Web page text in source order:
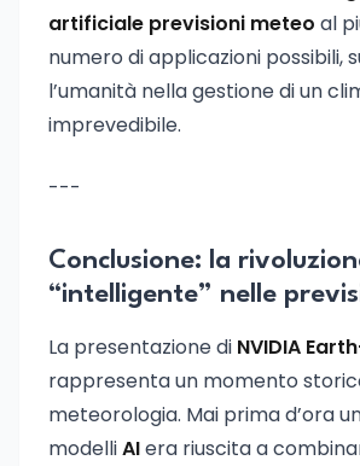
artificiale previsioni meteo al
numero di applicazioni possibili,
l’umanità nella gestione di un
imprevedibile.
---
Conclusione: la
“intelligente” nelle
La presentazione di NVIDIA
rappresenta un momento
meteorologia. Mai prima d’ora
modelliAIera riuscita a